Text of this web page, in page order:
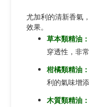
尤加利的清新香氣
效果。
草本類精油：
穿透性，非
柑橘類精油：
利的氣味增
木質類精油：